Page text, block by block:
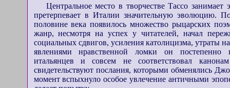
Центральное место в творчестве Тассо
претерпевает в Италии значительную эволюцию.
половине века появилось множество рыцарских
жанр, несмотря на успех у читателей, начал
социальных сдвигов, усиления католицизма, утраты
явлениями нравственной ломки он постепенно
итальянцев и совсем не соответствовал
свидетельствуют послания, которыми обменялись
момент вспыхнуло особое увлечение античными